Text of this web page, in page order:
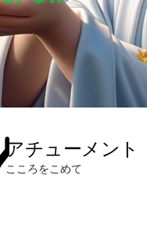
アチューメント
こころをこめて